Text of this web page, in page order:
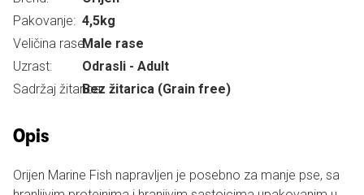
Pakovanje: 4,5kg
Veličina rase:Male rase
Uzrast:
Odrasli - Adult
Sadržaj žitarica:Bez žitarica (Grain free)
Opis
Orijen Marine Fish napravljen je posebno za manje pse, sa